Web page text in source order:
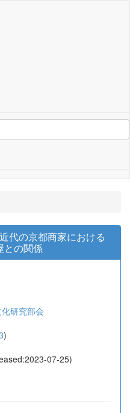
代の京都商家における
との関係
研究部会
)
07-25)